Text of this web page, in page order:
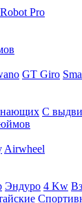
Pro
GT Giro
С
Airwheel
Эндуро 4 Kw